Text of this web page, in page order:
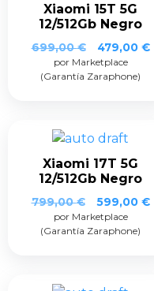
Xiaomi 15T 5G
12/512Gb Negro
699,00€
El
precio
original
479,00 €El
por Marketplace
(Garantía Zaraphone)
Xiaomi 17T 5G
12/512Gb Negro
799,00€
El
precio
original
599,00 €El
por Marketplace
(Garantía Zaraphone)